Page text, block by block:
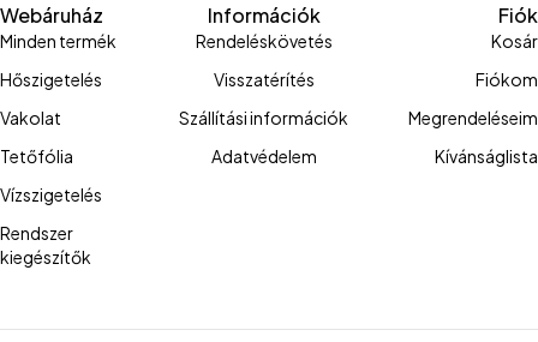
Webáruház
Minden termék
Hőszigetelés
Vakolat
Tetőfólia
Vízszigetelés
Rendszer
kiegészítők
Információk
Rendeléskövetés
Visszatérítés
Szállítási információk
Adatvédelem
Fiók
Kosár
Fiókom
Megrendeléseim
Kívánságlista